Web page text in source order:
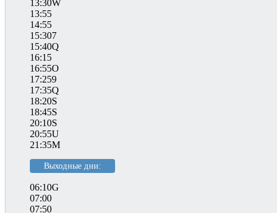
13:30W
13:55
14:55
15:307
15:40Q
16:15
16:55O
17:259
17:35Q
18:20S
18:45S
20:10S
20:55U
21:35M
Выходные дни:
06:10G
07:00
07:50